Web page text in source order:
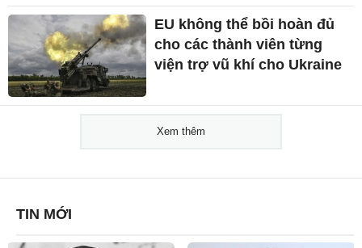
EU không thể bồi hoàn đủ
cho các thành viên từng
viện trợ vũ khí cho Ukraine
Xem thêm
TIN MỚI